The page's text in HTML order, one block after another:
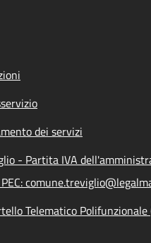
dei servizi
- Partita IVA
Telematico Polifunzionale